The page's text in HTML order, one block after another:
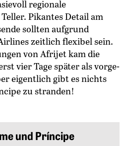
regionale
Pikantes Detail am
sollten aufgrund
zeitlich flexibel sein.
von Afrijet kam die
vier Tage später als vorge­
­eigentlich gibt es nichts
zu stranden!
und Príncipe